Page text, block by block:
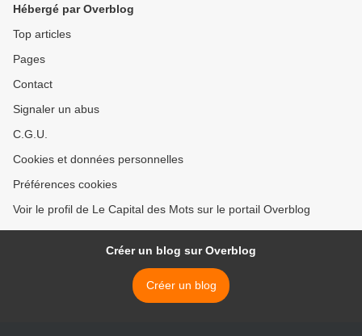
Hébergé par Overblog
Top articles
Pages
Contact
Signaler un abus
C.G.U.
Cookies et données personnelles
Préférences cookies
Voir le profil de Le Capital des Mots sur le portail Overblog
Créer un blog sur Overblog
Créer un blog